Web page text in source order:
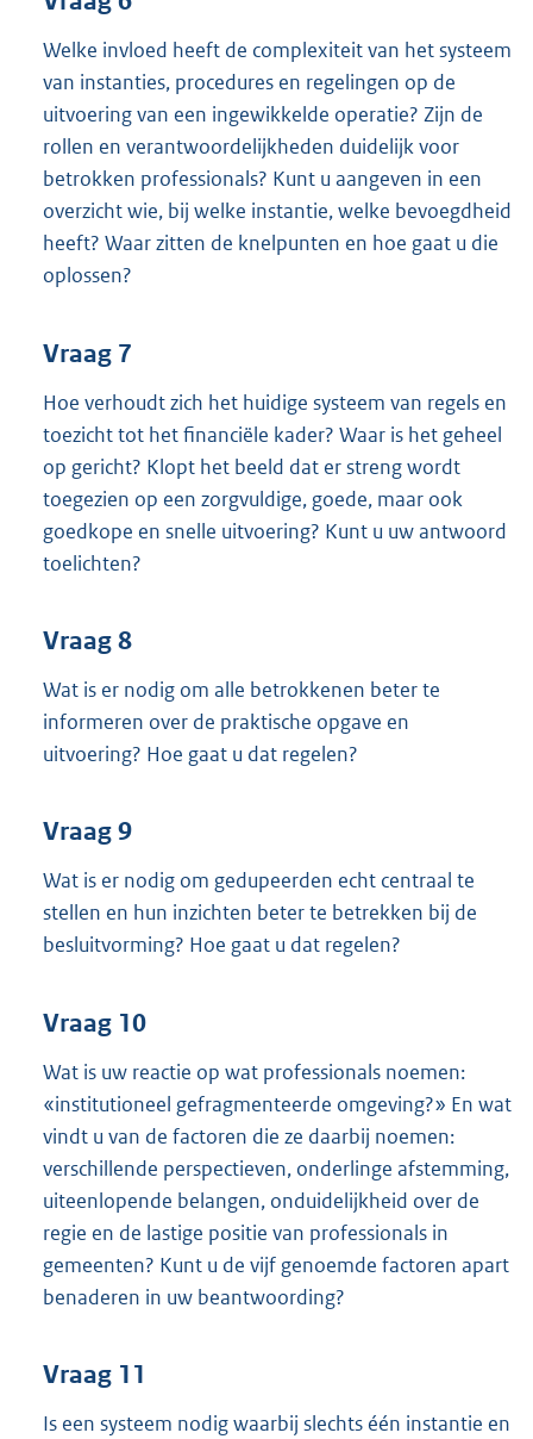
Welke invloed heeft de complexiteit van het systeem
van instanties, procedures en regelingen op de
uitvoering van een ingewikkelde operatie? Zijn de
rollen en verantwoordelijkheden duidelijk voor
betrokken professionals? Kunt u aangeven in een
overzicht wie, bij welke instantie, welke bevoegdheid
heeft? Waar zitten de knelpunten en hoe gaat u die
oplossen?
Vraag 7
Hoe verhoudt zich het huidige systeem van regels en
toezicht tot het financiële kader? Waar is het geheel
op gericht? Klopt het beeld dat er streng wordt
toegezien op een zorgvuldige, goede, maar ook
goedkope en snelle uitvoering? Kunt u uw antwoord
toelichten?
Vraag 8
Wat is er nodig om alle betrokkenen beter te
informeren over de praktische opgave en
uitvoering? Hoe gaat u dat regelen?
Vraag 9
Wat is er nodig om gedupeerden echt centraal te
stellen en hun inzichten beter te betrekken bij de
besluitvorming? Hoe gaat u dat regelen?
Vraag 10
Wat is uw reactie op wat professionals noemen:
«institutioneel gefragmenteerde omgeving?» En wat
vindt u van de factoren die ze daarbij noemen:
verschillende perspectieven, onderlinge afstemming,
uiteenlopende belangen, onduidelijkheid over de
regie en de lastige positie van professionals in
gemeenten? Kunt u de vijf genoemde factoren apart
benaderen in uw beantwoording?
Vraag 11
Is een systeem nodig waarbij slechts één instantie en